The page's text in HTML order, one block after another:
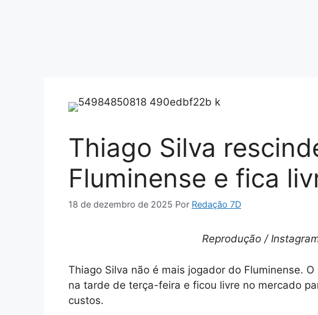
Thiago Silva
Fluminense e fica
18 de dezembro de 2025 Por Redação 7D
Reprodução /
Thiago Silva não é mais jogador do Fluminense.
na tarde de terça-feira e ficou livre no mercado
custos.